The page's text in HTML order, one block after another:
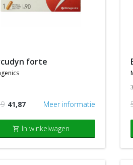
forte
41,87 Meer informatie
shopping_cart In winkelwagen